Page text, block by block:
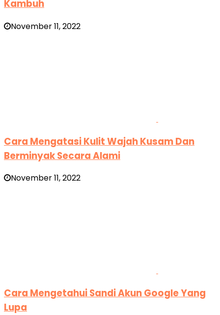
Kambuh
November 11, 2022
Cara Mengatasi Kulit Wajah Kusam Dan
Berminyak Secara Alami
November 11, 2022
Cara Mengetahui Sandi Akun Google Yang
Lupa